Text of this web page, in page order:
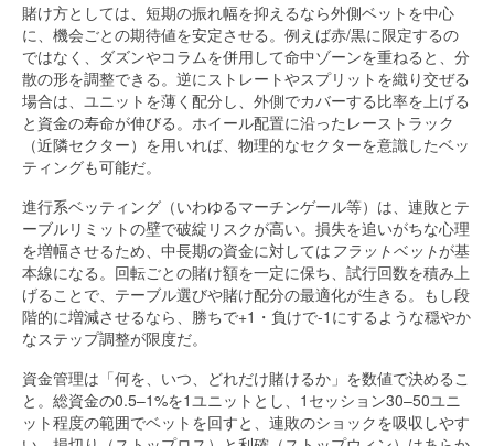
賭け方としては、短期の振れ幅を抑えるなら外側ベットを中心
に、機会ごとの期待値を安定させる。例えば赤/黒に限定するの
ではなく、ダズンやコラムを併用して命中ゾーンを重ねると、分
散の形を調整できる。逆にストレートやスプリットを織り交ぜる
場合は、ユニットを薄く配分し、外側でカバーする比率を上げる
と資金の寿命が伸びる。ホイール配置に沿ったレーストラック
（近隣セクター）を用いれば、物理的なセクターを意識したベッ
ティングも可能だ。
進行系ベッティング（いわゆるマーチンゲール等）は、連敗とテ
ーブルリミットの壁で破綻リスクが高い。損失を追いがちな心理
を増幅させるため、中長期の資金に対しては フラットベットが基
本線になる。回転ごとの賭け額を一定に保ち、試行回数を積み上
げることで、テーブル選びや賭け配分の最適化が生きる。もし段
階的に増減させるなら、勝ちで+1・負けで-1にするような穏やか
なステップ調整が限度だ。
資金管理は「何を、いつ、どれだけ賭けるか」を数値で決めるこ
と。総資金の0.5–1%を1ユニットとし、1セッション30–50ユニ
ット程度の範囲でベットを回すと、連敗のショックを吸収しやす